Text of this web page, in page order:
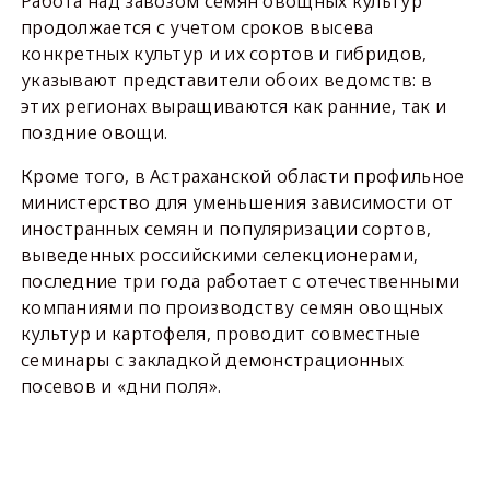
продолжается с учетом сроков высева
конкретных культур и их сортов и гибридов,
указывают представители обоих ведомств: в
этих регионах выращиваются как ранние, так и
поздние овощи.
Кроме того, в Астраханской области профильное
министерство для уменьшения зависимости от
иностранных семян и популяризации сортов,
выведенных российскими селекционерами,
последние три года работает с отечественными
компаниями по производству семян овощных
культур и картофеля, проводит совместные
семинары с закладкой демонстрационных
посевов и «дни поля».